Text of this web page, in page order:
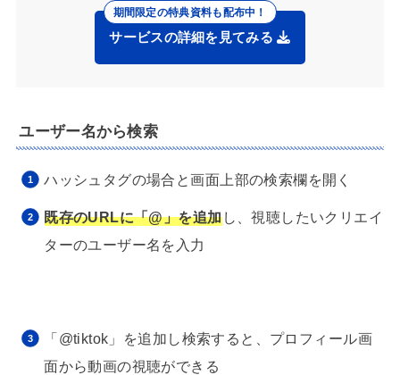
サービスの詳細を見てみる
ユーザー名から検索
ハッシュタグの場合と画面上部の検索欄を開く
既存のURLに「@」を追加し、視聴したいクリエイ
ターのユーザー名を入力
「@tiktok」を追加し検索すると、プロフィール画
面から動画の視聴ができる